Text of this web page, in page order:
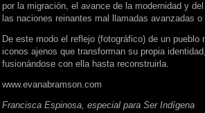
por la migración, el avance de la modernidad y
las naciones reinantes mal llamadas avanzadas
De este modo el reflejo (fotográfico) de un pueblo
iconos ajenos que transforman su propia
fusionándose con ella hasta reconstruirla.
www.evanabramson.com
Francisca Espinosa, especial para Ser Indígena